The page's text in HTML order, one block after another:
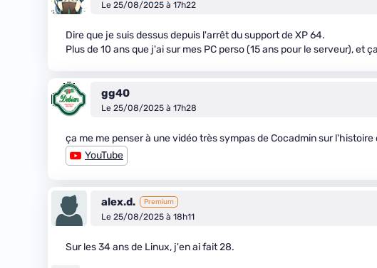
Le 25/08/2025 à 17h22
Dire que je suis dessus depuis l'arrêt du support de XP 64.
Plus de 10 ans que j'ai sur mes PC perso (15 ans pour le serveur), et
gg40
Le 25/08/2025 à 17h28
ça me me penser à une vidéo très sympas de Cocadmin sur l'histoire
YouTube
alex.d. Premium
Le 25/08/2025 à 18h11
Sur les 34 ans de Linux, j'en ai fait 28.